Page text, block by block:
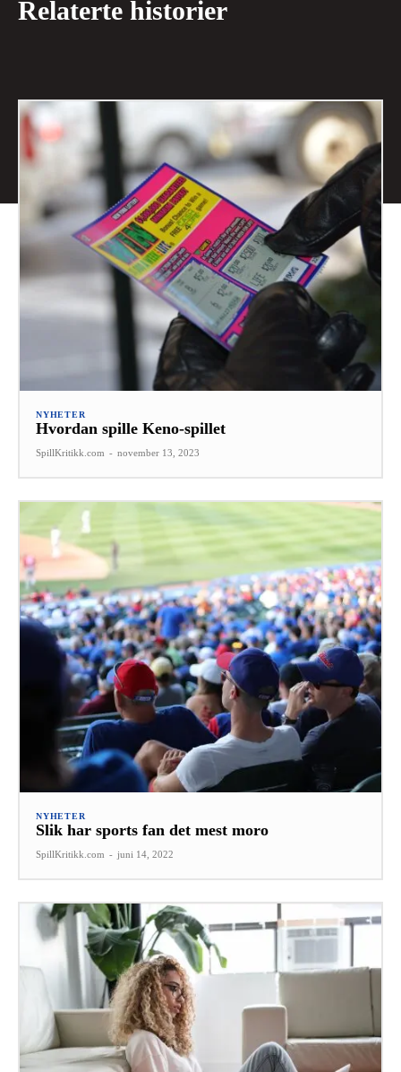
Relaterte historier
NYHETER
Hvordan spille Keno-spillet
SpillKritikk.com - november 13, 2023
NYHETER
Slik har sports fan det mest moro
SpillKritikk.com - juni 14, 2022